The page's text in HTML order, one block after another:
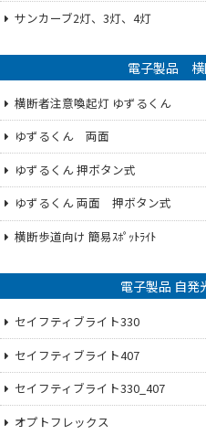
サンカーブ2灯、3灯、4灯
電子製品 横
横断者注意喚起灯 ゆずるくん
ゆずるくん 両面
ゆずるくん 押ボタン式
ゆずるくん 両面 押ボタン式
横断歩道向け 簡易ｽﾎﾟｯﾄﾗｲﾄ
電子製品 自
セイフティブライト330
セイフティブライト407
セイフティブライト330_407
オプトフレックス